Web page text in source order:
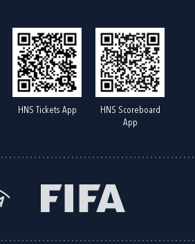
HNS Tickets App
HNS Scoreboard
App